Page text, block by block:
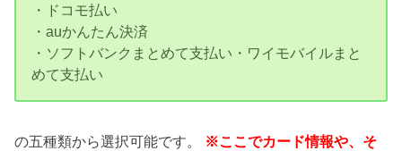
・ドコモ払い
・auかんたん決済
・ソフトバンクまとめて支払い・ワイモバイルまと
めて支払い
の五種類から選択可能です。 ※ここでカード情報や、そ